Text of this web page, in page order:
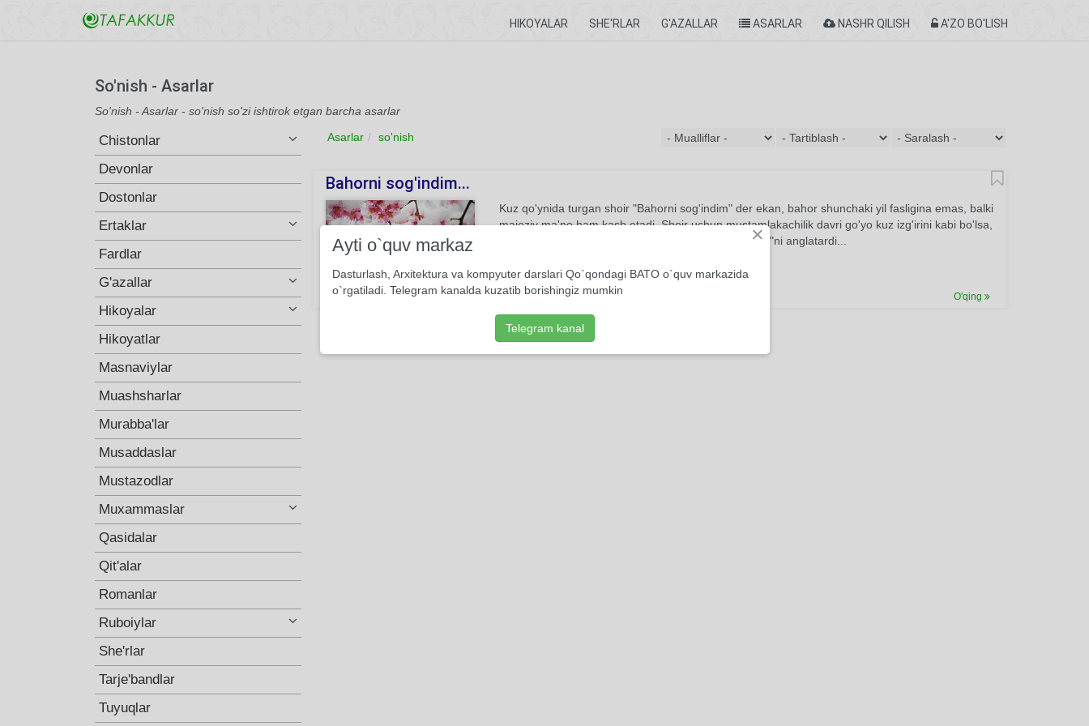
HIKOYALAR SHE'RLAR G'AZALLAR ASARLAR NASHR QILISH A'ZO BO'LISH
So'nish - Asarlar
So'nish - Asarlar - so'nish so'zi ishtirok etgan barcha asarlar
Chistonlar
Devonlar
Dostonlar
Ertaklar
Fardlar
G'azallar
Hikoyalar
Hikoyatlar
Masnaviylar
Muashsharlar
Murabba'lar
Musaddaslar
Mustazodlar
Muxammaslar
Qasidalar
Qit'alar
Romanlar
Ruboiylar
She'rlar
Tarje'bandlar
Tuyuqlar
Asarlar so'nish
Bahorni sog'indim...
Kuz qo'ynida turgan shoir "Bahorni sog'indim" der ekan, bahor shunchaki yil fasligina emas, balki
majoziy ma'no ham kasb etadi. Shoir uchun mustamlakachilik davri go'yo kuz izg'irini kabi bo'lsa,
bahor istiqlol va porloq istiqbol haqidagi "ezgu tilaklar"ni anglatardi...
1905 She'r Abdulhamid Cho'lpon O'qing
×
Ayti o`quv markaz
Dasturlash, Arxitektura va kompyuter darslari Qo`qondagi BATO o`quv markazida
o`rgatiladi. Telegram kanalda kuzatib borishingiz mumkin
Telegram kanal